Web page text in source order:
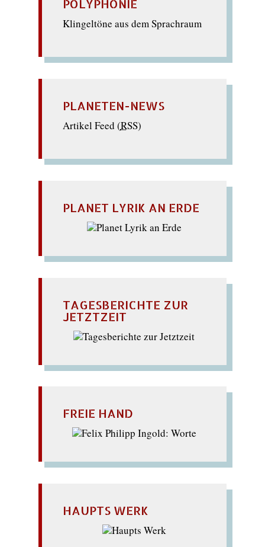
POLYPHONIE
Klingeltöne aus dem Sprachraum
PLANETEN-NEWS
Artikel Feed (RSS)
PLANET LYRIK AN ERDE
TAGESBERICHTE ZUR
JETZTZEIT
FREIE HAND
HAUPTS WERK